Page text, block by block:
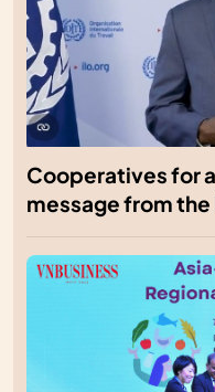
Cooperatives for
message from